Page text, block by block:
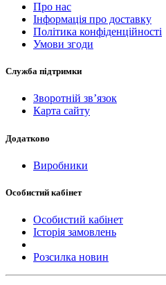
Про нас
Інформація про доставку
Політика конфіденційності
Умови згоди
Служба підтримки
Зворотній зв’язок
Карта сайту
Додатково
Виробники
Особистий кабінет
Особистий кабінет
Історія замовлень
Розсилка новин